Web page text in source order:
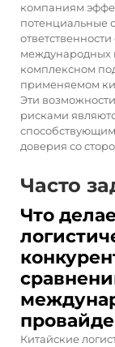
компаниям
потенциальные
международных
комплексном
применяемом
Эти
рисками
доверия со
Часто
Что
Китайские